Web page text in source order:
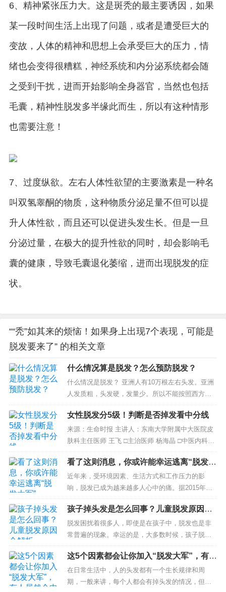
6、精神紧张压力大。这是斑秃的最主要诱因，如果
某一段时间生活上出现了问题，或者是遭受巨大的
变故，人体的精神和思想上会承受巨大的压力，情
绪也会变得很糟糕，神经系统和内分泌系统都会随
之受到干扰，进而开始影响全身器官，当然也包括
毛囊，精神性脱发多半缘此而生，所以有这种情形
也需要注意！
7、过度纵欲。左右人体性欲望的主要激素是一种名
叫双氢睾酮的物质，这种物质分泌足量不但可以提
升人体性欲，而且还可以促进头发生长。但是一旦
分泌过量，在极大的提升性欲的同时，却会影响毛
囊的健康，导致毛囊退化萎缩，进而出现脱发的症
状。
““秃”如其来的烦恼！如果身上出现7个表现，可能是
脱发要来了” 的相关文章
什么情况算是脱发？怎么预防脱发？
什么情况是脱发？ 亚洲人有10万根左右头发。亚洲
人发质粗，头发硬，发量少。所以不能按照西方的
标准，掉100根才算脱发。亚洲人正常脱发为每日...
女性脱发分5级！判断是否掉发看中分线
来源：生命时报 主讲人：东南大学附属中大医院皮
肤科主任医师 王飞 □主治医师 杨海晶 □中医内科主
治医师 侯茜 有些女性被掉头发的问题所困扰。无论
洗头还是梳头，当掉落的头发一...
看了这则消息，你或许能幸运逃离“脱发大
军”
近年来，受环境因素、生活方式和工作压力的影
响，脱发已成为越来越多人心中的痛。据2015年公
布的《中国脱发人群调查》数据显示，我国约有两
亿人患有脱发，其中男性脱发人数约为1.3亿，且发
病率每年...
孩子掉头发是怎么回事？儿童脱发原因全
解析
脱发困扰着很多人，即使是在孩子中，脱发也是非
常普遍的现象。幸运的是，大多数时候，孩子脱发
只是暂时的，之后还会长回来。但有时候脱发也可
能是某些疾病的征兆。 儿童脱发的常见原因...
这5个因素都会让你加入“脱发大军”，有人
居然全中了！
在日常生活中，人的头发都有一个生长规律和周
期，一般来讲，每个人都会有掉头发的情况，但正